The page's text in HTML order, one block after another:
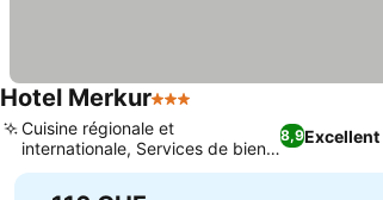
Hotel Merkur3 Étoiles
8,9Excellent
Cuisine régionale et
internationale, Services de bien-
être et spa